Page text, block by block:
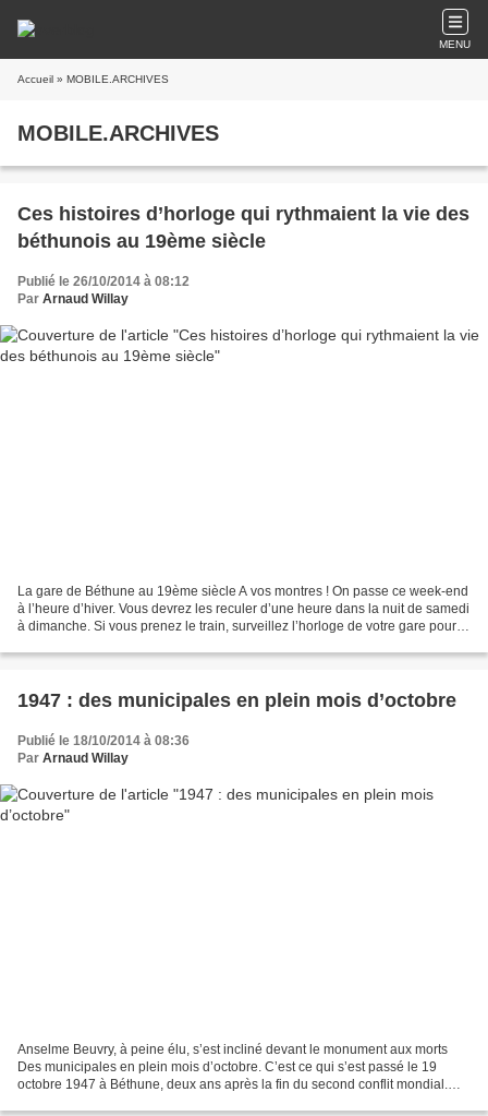
MENU
Accueil » MOBILE.ARCHIVES
MOBILE.ARCHIVES
Ces histoires d’horloge qui rythmaient la vie des
béthunois au 19ème siècle
Publié le 26/10/2014 à 08:12
Par Arnaud Willay
La gare de Béthune au 19ème siècle A vos montres ! On passe ce week-end
à l’heure d’hiver. Vous devrez les reculer d’une heure dans la nuit de samedi
à dimanche. Si vous prenez le train, surveillez l’horloge de votre gare pour
1947 : des municipales en plein mois d’octobre
Publié le 18/10/2014 à 08:36
Par Arnaud Willay
Anselme Beuvry, à peine élu, s’est incliné devant le monument aux morts
Des municipales en plein mois d’octobre. C’est ce qui s’est passé le 19
octobre 1947 à Béthune, deux ans après la fin du second conflit mondial.